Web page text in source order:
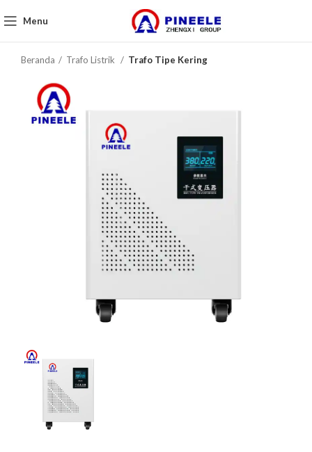
Menu
Beranda Trafo Listrik Trafo Tipe Kering